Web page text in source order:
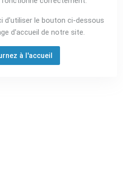
d'utiliser le bouton ci-dessous
d'accueil de notre site.
à l'accueil